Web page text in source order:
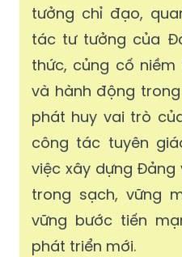
tưởng chỉ đạo,
tác tư tưởng của
thức, củng cố
và hành động
phát huy vai trò
công tác tuyên
việc xây dựng
trong sạch, vững
vững bước tiến
phát triển mới.